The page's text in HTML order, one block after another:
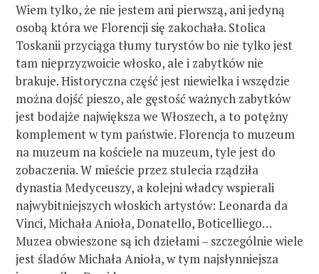
Wiem tylko, że nie jestem ani pierwszą, ani jedyną
osobą która we Florencji się zakochała. Stolica
Toskanii przyciąga tłumy turystów bo nie tylko jest
tam nieprzyzwoicie włosko, ale i zabytków nie
brakuje. Historyczna część jest niewielka i wszędzie
można dojść pieszo, ale gęstość ważnych zabytków
jest bodajże największa we Włoszech, a to potężny
komplement w tym państwie. Florencja to muzeum
na muzeum na kościele na muzeum, tyle jest do
zobaczenia. W mieście przez stulecia rządziła
dynastia Medyceuszy, a kolejni władcy wspierali
najwybitniejszych włoskich artystów: Leonarda da
Vinci, Michała Anioła, Donatello, Boticelliego…
Muzea obwieszone są ich dziełami – szczególnie wiele
jest śladów Michała Anioła, w tym najsłynniejsza